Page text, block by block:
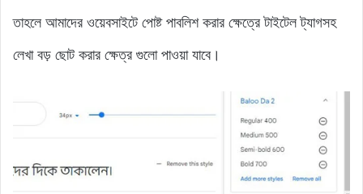
তাহলে আমাদের ওয়েবসাইটে পোষ্ট পাবলিশ করার ক্ষেত্রে টাইটেল ট্যাগসহ
লেখা বড় ছোট করার ক্ষেত্র গুলো পাওয়া যাবে।